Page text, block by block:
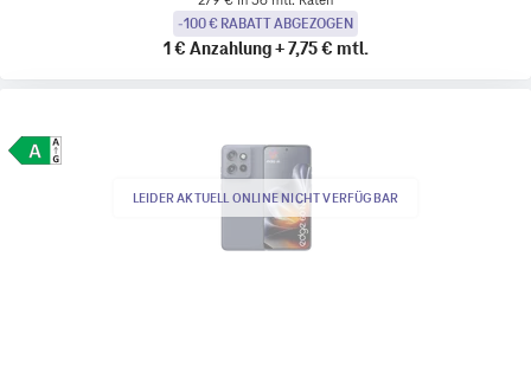
-100 € RABATT ABGEZOGEN
1 € Anzahlung+7,75 € mtl.
LEIDER AKTUELL ONLINE NICHT VERFÜGBAR